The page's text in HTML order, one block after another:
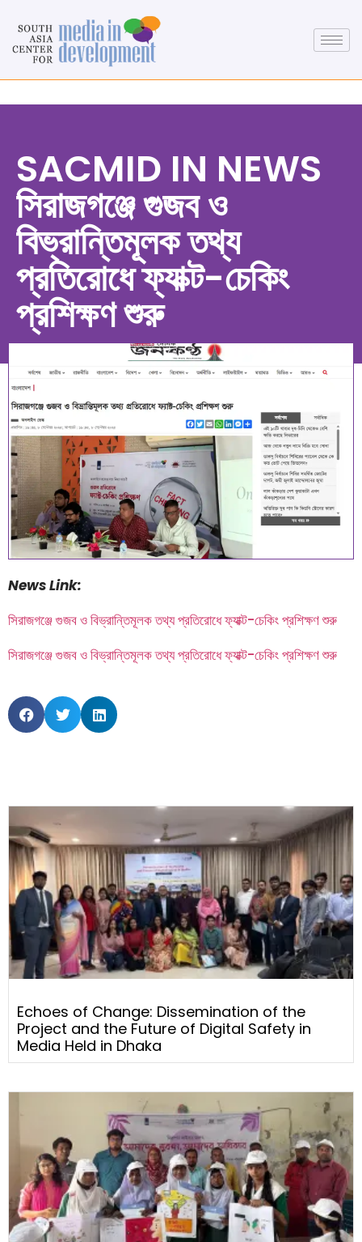
SACMID IN NEWS
সিরাজগঞ্জে গুজব ও
বিভ্রান্তিমূলক তথ্য
প্রতিরোধে ফ্যাক্ট-চেকিং
প্রশিক্ষণ শুরু
September 9, 2025 5:33 am
News Link:
সিরাজগঞ্জে গুজব ও বিভ্রান্তিমূলক তথ্য প্রতিরোধে ফ্যাক্ট-চেকিং প্রশিক্ষণ শুরু
সিরাজগঞ্জে গুজব ও বিভ্রান্তিমূলক তথ্য প্রতিরোধে ফ্যাক্ট-চেকিং প্রশিক্ষণ শুরু
Echoes of Change: Dissemination of the
Project and the Future of Digital Safety in
Media Held in Dhaka